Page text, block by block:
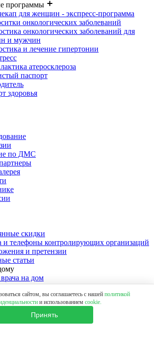
программы
для женщин - экспресс-программа
онкологических заболеваний
онкологических заболеваний для
и мужчин
и лечение гипертонии
атеросклероза
паспорт
здоровья
по ДМС
скидки
и телефоны контролирующих организаций
и претензии
статьи
на дом
сайтом, вы соглашаетесь с нашей политикой
и использованием cookie.
Принять